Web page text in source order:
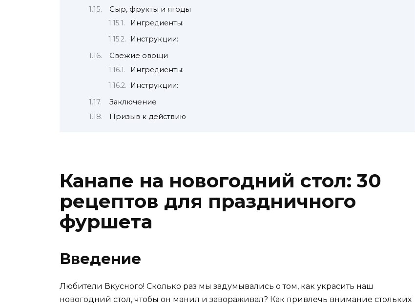
Сыр, фрукты и ягоды
Ингредиенты:
Инструкции:
Свежие овощи
Ингредиенты:
Инструкции:
Заключение
Призыв к действию
Канапе на новогодний стол: 30
рецептов для праздничного
фуршета
Введение
Любители Вкусного! Сколько раз мы задумывались о том, как украсить наш
новогодний стол, чтобы он манил и завораживал? Как привлечь внимание стольких